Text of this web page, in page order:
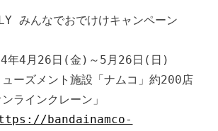
みんなでおでけけキャンペーン
年4月26日(金)～5月26日(日)
ーズメント施設「ナムコ」約200店
ラインクレーン」
bandainamco-